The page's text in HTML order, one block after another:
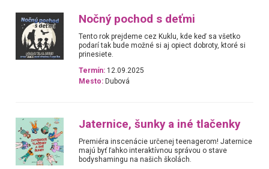
Nočný pochod s deťmi
Tento rok prejdeme cez Kuklu, kde keď sa všetko
podarí tak bude možné si aj opiect dobroty, ktoré si
prinesiete.
Termín: 12.09.2025
Mesto: Dubová
Jaternice, šunky a iné tlačenky
Premiéra inscenácie určenej teenagerom! Jaternice
majú byť ľahko interaktívnou správou o stave
bodyshamingu na našich školách.